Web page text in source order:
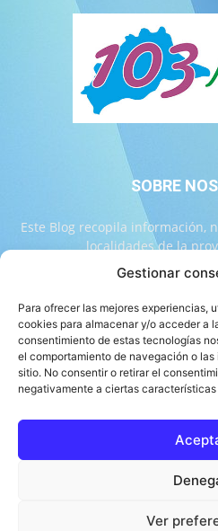
Gestionar
Para ofrecer las mejores experiencias,
cookies para almacenar y/o acceder a
consentimiento de estas tecnologías
el comportamiento de navegación o
sitio. No consentir o retirar el
negativamente a ciertas
Ver
SOBRE
Este Blog recopila información,
localidades de la
Contáctanos:
Equipo de 103